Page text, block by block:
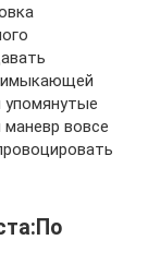
вовсе